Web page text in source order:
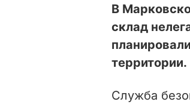
В
склад
территории.
Служба